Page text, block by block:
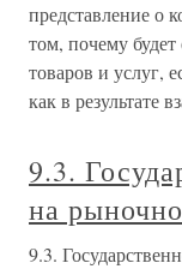
представление о
том, почему
товаров и услуг,
как в результате
9.3.
на
9.3.